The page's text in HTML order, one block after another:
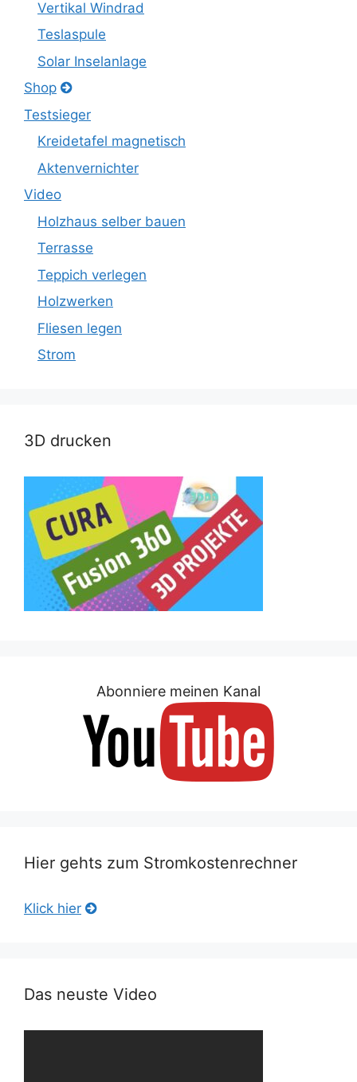
Vertikal Windrad
Teslaspule
Solar Inselanlage
Shop
Testsieger
Kreidetafel magnetisch
Aktenvernichter
Video
Holzhaus selber bauen
Terrasse
Teppich verlegen
Holzwerken
Fliesen legen
Strom
3D drucken
Abonniere meinen Kanal
Hier gehts zum Stromkostenrechner
Klick hier
Das neuste Video